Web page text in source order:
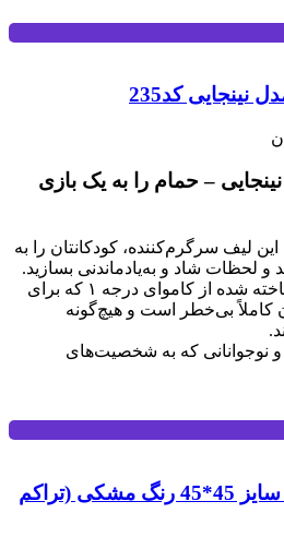
کد235
– حمام را به یک بازی
این لیف سرگرم‌کننده، کودکانتان را به
و لحظات شاد و به‌یادماندنی بسازید.
ساخته شده از کاموای درجه ۱ که برای
بی‌خطر است و هیچ‌گونه
نوجوانانی که به شخصیت‌های
دستمال یزدی ابریشمی سایز 45*45 رنگ مشکی (تراکم